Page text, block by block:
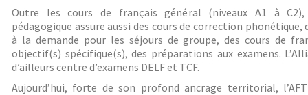
Outre les cours de français général (niveaux A1 à C2),
pédagogique assure aussi des cours de correction phonétique,
à la demande pour les séjours de groupe, des cours de
objectif(s) spécifique(s), des préparations aux examens.
d’ailleurs centre d’examens DELF et TCF.
Aujourd’hui, forte de son profond ancrage territorial,